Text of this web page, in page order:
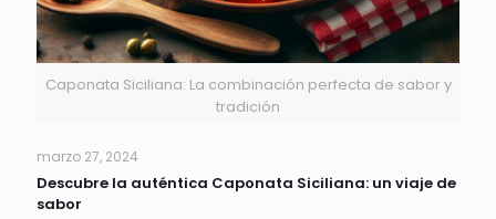
Caponata Siciliana: La combinación perfecta de sabor y
tradición
marzo 27, 2024
Descubre la auténtica Caponata Siciliana: un viaje de
sabor